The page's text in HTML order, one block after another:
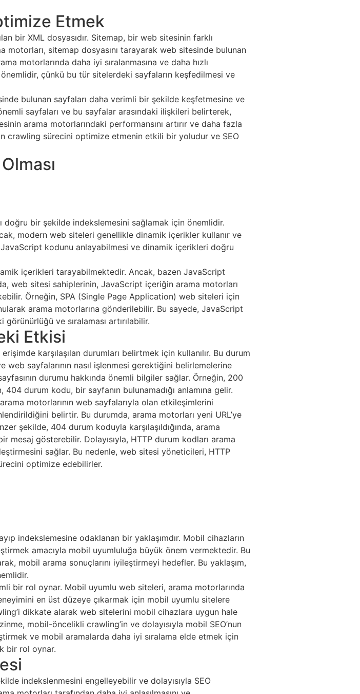
Etmek
bir XML dosyasıdır. Sitemap, bir web sitesinin farklı
sitemap dosyasını tarayarak web sitesinde bulunan
motorlarında daha iyi sıralanmasına ve daha hızlı
çünkü bu tür sitelerdeki sayfaların keşfedilmesi ve
bulunan sayfaları daha verimli bir şekilde keşfetmesine ve
sayfaları ve bu sayfalar arasındaki ilişkileri belirterek,
arama motorlarındaki performansını artırır ve daha fazla
crawling sürecini optimize etmenin etkili bir yoludur ve SEO
doğru bir şekilde indekslemesini sağlamak için önemlidir.
modern web siteleri genellikle dinamik içerikler kullanır ve
kodunu anlayabilmesi ve dinamik içerikleri doğru
içerikleri tarayabilmektedir. Ancak, bazen JavaScript
web sitesi sahiplerinin, JavaScript içeriğin arama motorları
Örneğin, SPA (Single Page Application) web siteleri için
arama motorlarına gönderilebilir. Bu sayede, JavaScript
ve sıralaması artırılabilir.
Etkisi
karşılaşılan durumları belirtmek için kullanılır. Bu durum
web sayfalarının nasıl işlenmesi gerektiğini belirlemelerine
durumu hakkında önemli bilgiler sağlar. Örneğin, 200
durum kodu, bir sayfanın bulunamadığı anlamına gelir.
motorlarının web sayfalarıyla olan etkileşimlerini
belirtir. Bu durumda, arama motorları yeni URL’ye
şekilde, 404 durum koduyla karşılaşıldığında, arama
mesaj gösterebilir. Dolayısıyla, HTTP durum kodları arama
sağlar. Bu nedenle, web sitesi yöneticileri, HTTP
optimize edebilirler.
indekslemesine odaklanan bir yaklaşımdır. Mobil cihazların
amacıyla mobil uyumluluğa büyük önem vermektedir. Bu
mobil arama sonuçlarını iyileştirmeyi hedefler. Bu yaklaşım,
bir rol oynar. Mobil uyumlu web siteleri, arama motorlarında
en üst düzeye çıkarmak için mobil uyumlu sitelere
dikkate alarak web sitelerini mobil cihazlara uygun hale
mobil-öncelikli crawling’in ve dolayısıyla mobil SEO’nun
ve mobil aramalarda daha iyi sıralama elde etmek için
bir rol oynar.
indekslenmesini engelleyebilir ve dolayısıyla SEO